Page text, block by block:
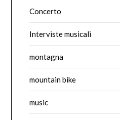
Concerto
Interviste musicali
montagna
mountain bike
music